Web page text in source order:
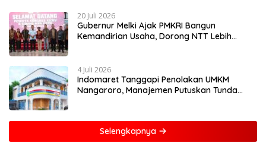
20 Juli 2026
Gubernur Melki Ajak PMKRI Bangun
Kemandirian Usaha, Dorong NTT Lebih
4 Juli 2026
Indomaret Tanggapi Penolakan UMKM
Nangaroro, Manajemen Putuskan Tunda
Selengkapnya